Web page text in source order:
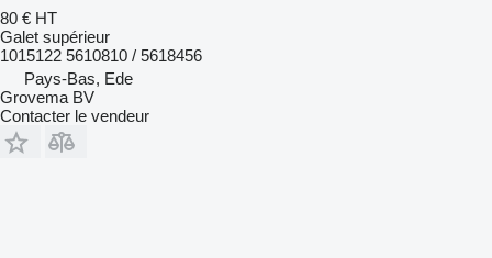
80 € HT
Galet supérieur
1015122 5610810 / 5618456
Pays-Bas, Ede
Grovema BV
Contacter le vendeur